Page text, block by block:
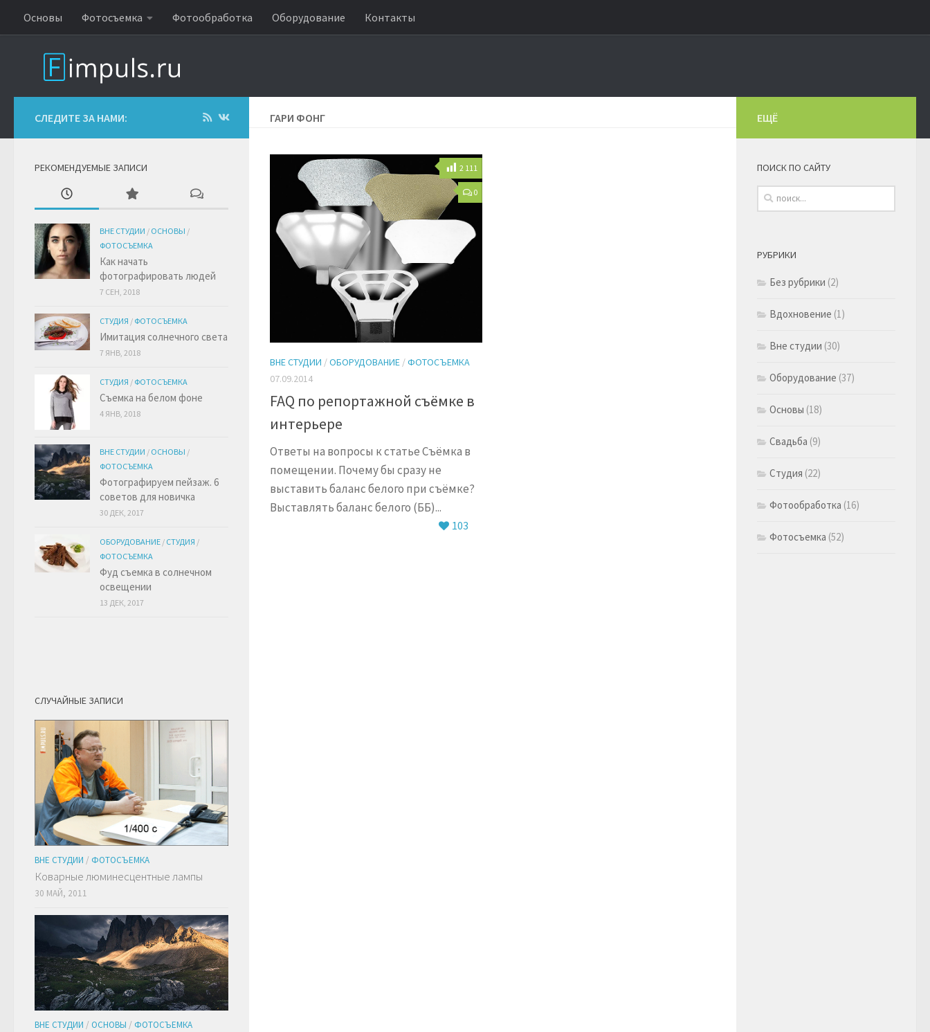
Основы Фотосъемка Фотообработка Оборудование Контакты
ГАРИ ФОНГ
0
2 111
ВНЕ СТУДИИ /ОБОРУДОВАНИЕ /ФОТОСЪЕМКА
07.09.2014
FAQ по репортажной съёмке в
интерьере
Ответы на вопросы к статье Съёмка в
помещении. Почему бы сразу не
выставить баланс белого при съёмке?
Выставлять баланс белого (ББ)...
103
СЛЕДИТЕ ЗА НАМИ:
РЕКОМЕНДУЕМЫЕ ЗАПИСИ
ВНЕ СТУДИИ / ОСНОВЫ /
ФОТОСЪЕМКА
Как начать
фотографировать людей
7 СЕН, 2018
СТУДИЯ / ФОТОСЪЕМКА
Имитация солнечного света
7 ЯНВ, 2018
СТУДИЯ / ФОТОСЪЕМКА
Съемка на белом фоне
4 ЯНВ, 2018
ВНЕ СТУДИИ / ОСНОВЫ /
ФОТОСЪЕМКА
Фотографируем пейзаж. 6
советов для новичка
30 ДЕК, 2017
ОБОРУДОВАНИЕ / СТУДИЯ /
ФОТОСЪЕМКА
Фуд съемка в солнечном
освещении
13 ДЕК, 2017
СЛУЧАЙНЫЕ ЗАПИСИ
ВНЕ СТУДИИ / ФОТОСЪЕМКА
Коварные люминесцентные лампы
30 МАЙ, 2011
ВНЕ СТУДИИ / ОСНОВЫ / ФОТОСЪЕМКА
ЕЩЁ
ПОИСК ПО САЙТУ
РУБРИКИ
Без рубрики (2)
Вдохновение (1)
Вне студии (30)
Оборудование (37)
Основы (18)
Свадьба (9)
Студия (22)
Фотообработка (16)
Фотосъемка (52)